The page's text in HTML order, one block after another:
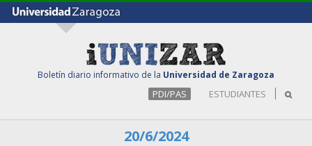
Boletín diario informativo de la Universidad de Zaragoza
PDI/PAS ESTUDIANTES
20/6/2024